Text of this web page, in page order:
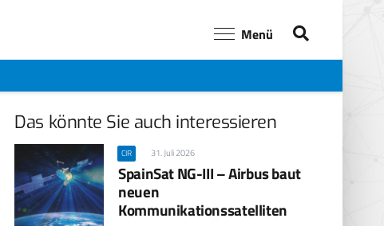
Menü
Das könnte Sie auch interessieren
CIR 31. Juli 2026
SpainSat NG-III – Airbus baut
neuen
Kommunikationssatelliten